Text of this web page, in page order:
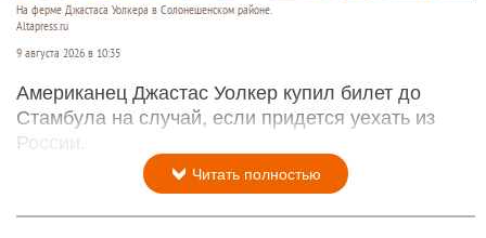
На ферме Джастаса Уолкера в Солонешенском районе.
Altapress.ru
9 августа 2026 в 10:35
Американец Джастас Уолкер купил билет до
Стамбула на случай, если придется уехать из
России.
Читать полностью